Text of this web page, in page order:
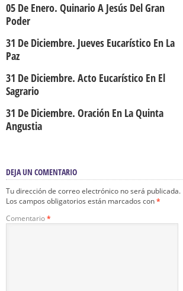
05 De Enero. Quinario A Jesús Del Gran
Poder
31 De Diciembre. Jueves Eucarístico En La
Paz
31 De Diciembre. Acto Eucarístico En El
Sagrario
31 De Diciembre. Oración En La Quinta
Angustia
DEJA UN COMENTARIO
Tu dirección de correo electrónico no será publicada.
Los campos obligatorios están marcados con*
Comentario*